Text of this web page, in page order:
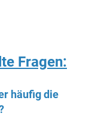
Fragen:
häufig die